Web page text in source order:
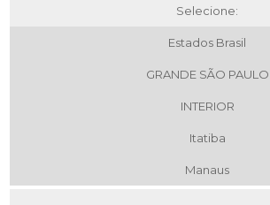
Selecione:
Estados Brasil
GRANDE SÃO PAULO
INTERIOR
Itatiba
Manaus